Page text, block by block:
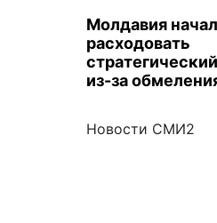
Молдавия
расходовать
из-за
Новости СМИ2